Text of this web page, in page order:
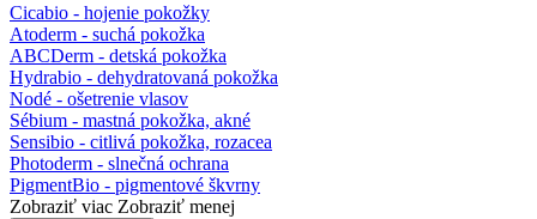
Cicabio - hojenie pokožky
Atoderm - suchá pokožka
ABCDerm - detská pokožka
Hydrabio - dehydratovaná pokožka
Nodé - ošetrenie vlasov
Sébium - mastná pokožka, akné
Sensibio - citlivá pokožka, rozacea
Photoderm - slnečná ochrana
PigmentBio - pigmentové škvrny
Zobraziť viac Zobraziť menej